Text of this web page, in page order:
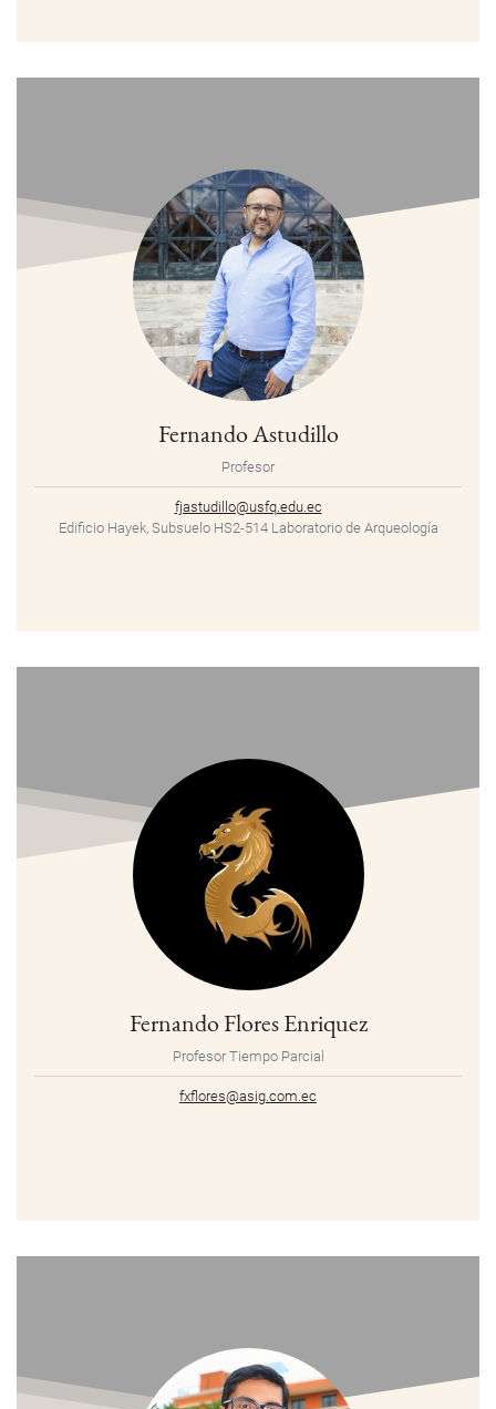
Fernando Astudillo
Profesor
fjastudillo@usfq.edu.ec
Edificio Hayek, Subsuelo HS2-514 Laboratorio de Arqueología
Fernando Flores Enriquez
Profesor Tiempo Parcial
fxflores@asig.com.ec